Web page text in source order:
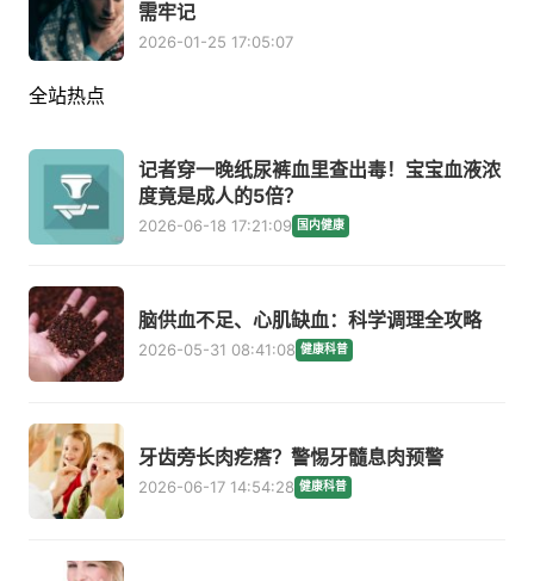
需牢记
2026-01-25 17:05:07
全站热点
记者穿一晚纸尿裤血里查出毒！宝宝血液浓
度竟是成人的5倍？
2026-06-18 17:21:09 国内健康
脑供血不足、心肌缺血：科学调理全攻略
2026-05-31 08:41:08 健康科普
牙齿旁长肉疙瘩？警惕牙髓息肉预警
2026-06-17 14:54:28 健康科普